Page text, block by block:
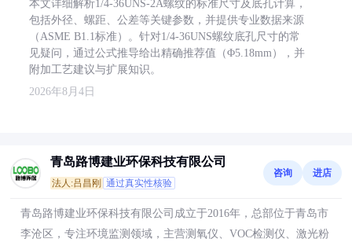
本文详细解析1/4-36UNS-2A螺纹的标准尺寸及底孔计算，
包括外径、螺距、公差等关键参数，并提供专业数据来源
（ASME B1.1标准）。针对1/4-36UNS螺纹底孔尺寸的常
见疑问，通过公式推导给出精确推荐值（Φ5.18mm），并
附加工艺建议与扩展知识。
2026年8月4日
青岛路博建业环保科技有限公司
法人:吕昌刚 通过真实性核验
咨询 进店
青岛路博建业环保科技有限公司成立于2016年，总部位于青岛市
李沧区，专注环境监测领域，主营测氧仪、VOC检测仪、激光粉